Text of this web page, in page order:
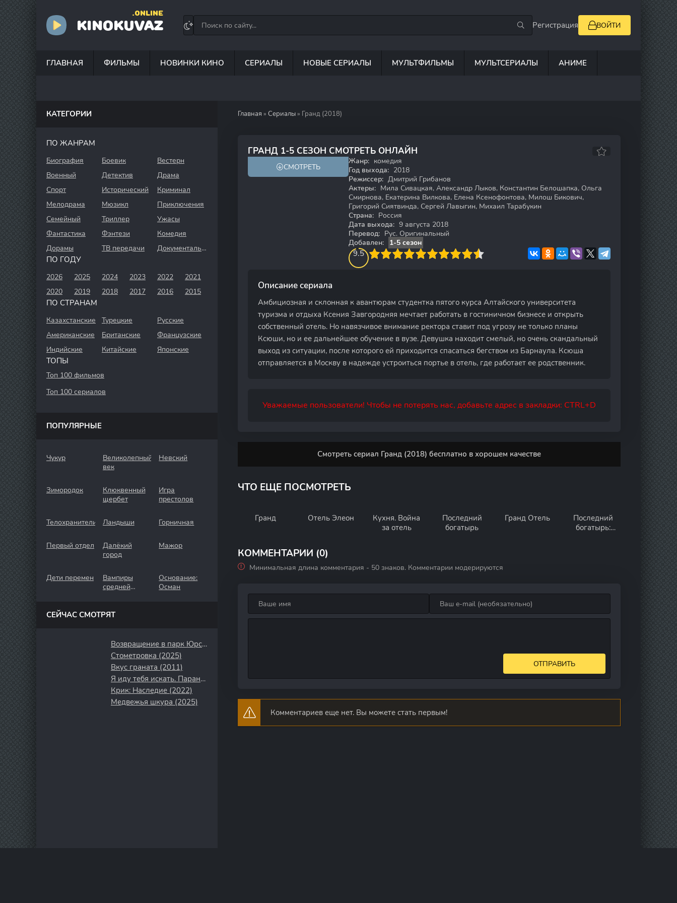
KINOKUVAZ
.ONLINE
Регистрация ВОЙТИ
ГЛАВНАЯ ФИЛЬМЫ НОВИНКИ КИНО СЕРИАЛЫ НОВЫЕ СЕРИАЛЫ МУЛЬТФИЛЬМЫ МУЛЬТСЕРИАЛЫ АНИМЕ
Главная » Сериалы » Гранд (2018)
ГРАНД 1-5 СЕЗОН СМОТРЕТЬ ОНЛАЙН
7.6 70
СМОТРЕТЬ
Жанр: комедия
Год выхода: 2018
Режиссер: Дмитрий Грибанов
Актеры: Мила Сивацкая, Александр Лыков, Константин Белошапка, Ольга
Смирнова, Екатерина Вилкова, Елена Ксенофонтова, Милош Бикович,
Григорий Сиятвинда, Сергей Лавыгин, Михаил Тарабукин
Страна: Россия
Дата выхода: 9 августа 2018
Перевод: Рус. Оригинальный
Добавлен:
1-5 сезон
9.5
4 5 6 7 8 9 10
Описание сериала
Амбициозная и склонная к авантюрам студентка пятого курса Алтайского университета
туризма и отдыха Ксения Завгородняя мечтает работать в гостиничном бизнесе и открыть
собственный отель. Но навязчивое внимание ректора ставит под угрозу не только планы
Ксюши, но и ее дальнейшее обучение в вузе. Девушка находит смелый, но очень скандальный
выход из ситуации, после которого ей приходится спасаться бегством из Барнаула. Ксюша
отправляется в Москву в надежде устроиться портье в отель, где работает ее родственник.
Уважаемые пользователи! Чтобы не потерять нас, добавьте адрес в закладки: CTRL+D
Смотреть сериал Гранд (2018) бесплатно в хорошем качестве
ЧТО ЕЩЕ ПОСМОТРЕТЬ
Гранд Отель Элеон
Кухня. Война
за отель
Последний
богатырь
Гранд Отель
Последний
богатырь:
КОММЕНТАРИИ (0)
Минимальная длина комментария - 50 знаков. Комментарии модерируются
ОТПРАВИТЬ
Комментариев еще нет. Вы можете стать первым!
КАТЕГОРИИ
ПО ЖАНРАМ
Биография Боевик
Вестерн
Военный
Детектив
Драма
Спорт
Исторический
Криминал
Мелодрама
Мюзикл
Приключения
Семейный
Триллер
Ужасы
Фантастика
Фэнтези
Комедия
Дорамы
ТВ передачи Документальный
ПО ГОДУ
2026 2025 2024 2023 2022
2021
2020
2019 2018 2017 2016 2015
ПО СТРАНАМ
Казахстанские Турецкие
Русские
Американские
Британские
Французские
Индийские
Китайские Японские
ТОПЫ
Топ 100 фильмов
Топ 100 сериалов
ПОПУЛЯРНЫЕ
Чукур
Великолепный
век
Невский
Зимородок
Клюквенный
щербет
Игра
престолов
Телохранители Ландыши Горничная
Первый отдел
Далёкий
город
Мажор
Дети перемен
Вампиры
средней
Основание:
Осман
СЕЙЧАС СМОТРЯТ
Возвращение в парк Юрского периода (2025)
Стометровка (2025)
Вкус граната (2011)
Я иду тебя искать. Паранойя (2021)
Крик: Наследие (2022)
Медвежья шкура (2025)